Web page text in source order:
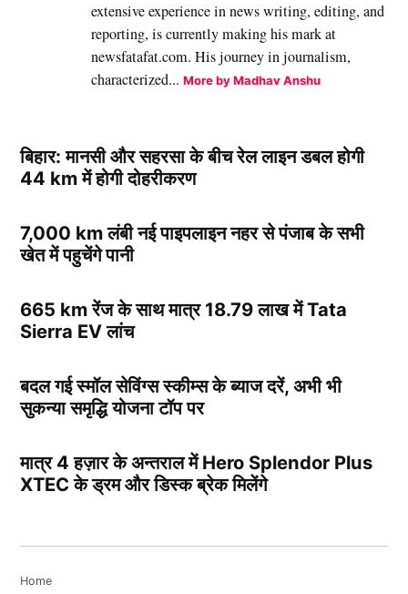
extensive experience in news writing, editing, and
reporting, is currently making his mark at
newsfatafat.com. His journey in journalism,
characterized...More by Madhav Anshu
बिहार: मानसी और सहरसा के बीच रेल लाइन डबल होगी
44 km में होगी दोहरीकरण
7,000 km लंबी नई पाइपलाइन नहर से पंजाब के सभी
खेत में पहुचेंगे पानी
665 km रेंज के साथ मात्र 18.79 लाख में Tata
Sierra EV लांच
बदल गई स्मॉल सेविंग्स स्कीम्स के ब्याज दरें, अभी भी
सुकन्या समृद्धि योजना टॉप पर
मात्र 4 हज़ार के अन्तराल में Hero Splendor Plus
XTEC के ड्रम और डिस्क ब्रेक मिलेंगे
Home